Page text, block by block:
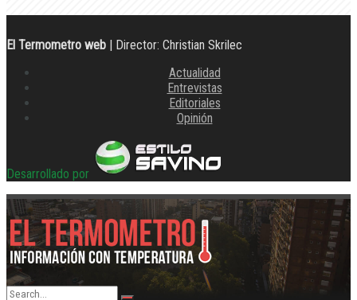
El Termometro web | Director: Christian Skrilec
Actualidad
Entrevistas
Editoriales
Opinión
Desarrollado por